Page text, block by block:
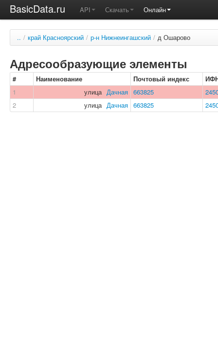
BasicData.ru API Скачать Онлайн
.. / край Красноярский / р-н Нижнеингашский / д Ошарово
Адресообразующие элементы
# Наименование Почтовый индекс
1
улица Дачная 663825
2
улица Дачная 663825